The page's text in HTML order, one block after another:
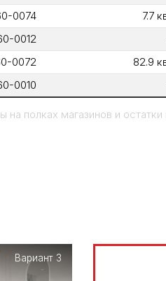
0074 7.7
0012
0072 82.9
0010
полках магазинов и остатки
Вариант 3